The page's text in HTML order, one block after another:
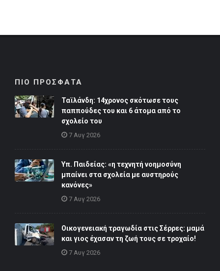
ΠΙΟ ΠΡΟΣΦΑΤΑ
Ταϊλάνδη: 14χρονος σκότωσε τους
παππούδες του και 6 άτομα από το
σχολείο του
7 Αυγ 2026
Υπ. Παιδείας: «η τεχνητή νοημοσύνη
μπαίνει στα σχολεία με αυστηρούς
κανόνες»
7 Αυγ 2026
Οικογενειακή τραγωδία στις Σέρρες: μαμά
και γιος έχασαν τη ζωή τους σε τροχαίο!
7 Αυγ 2026